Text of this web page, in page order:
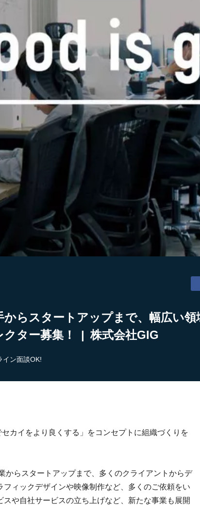
からスタートアップまで、幅広い
ター募集！ | 株式会社GIG
イン面談OK!
カイをより良くする」をコンセプトに組織づくりを
からスタートアップまで、多くのクライアントからデ
ィックデザインや映像制作など、多くのご依頼をい
や自社サービスの立ち上げなど、新たな事業も展開